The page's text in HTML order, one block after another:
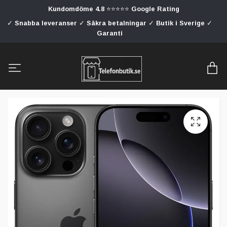
Kundomdöme 4.8 ⭐⭐⭐⭐⭐ Google Rating
✓ Snabba leveranser ✓ Säkra betalningar ✓ Butik i Sverige ✓
Garanti